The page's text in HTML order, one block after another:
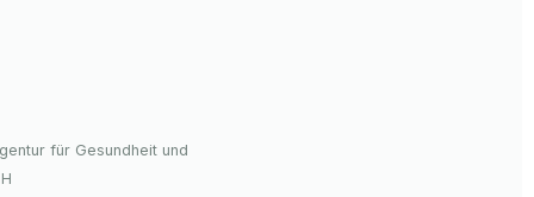
für Gesundheit und